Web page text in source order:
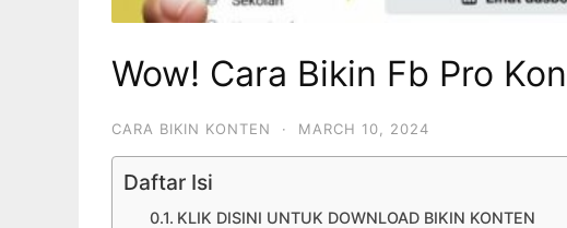
Wow! Cara Bikin Fb Pro
CARA BIKIN KONTEN · MARCH 10, 2024
Daftar Isi
KLIK DISINI UNTUK DOWNLOAD BIKIN KONTEN